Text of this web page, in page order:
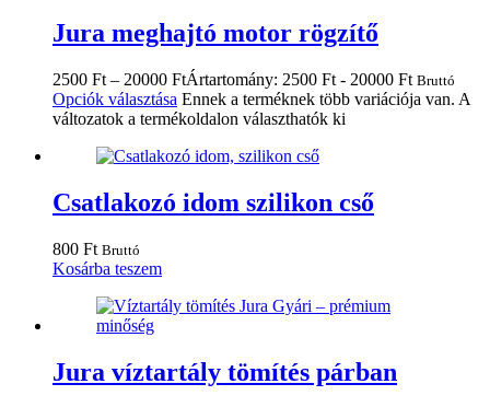
Jura meghajtó motor rögzítő
2500 Ft – 20000 FtÁrtartomány: 2500 Ft - 20000 Ft Bruttó
Opciók választása Ennek a terméknek több variációja van. A
változatok a termékoldalon választhatók ki
Csatlakozó idom szilikon cső
800 Ft Bruttó
Kosárba teszem
Jura víztartály tömítés párban